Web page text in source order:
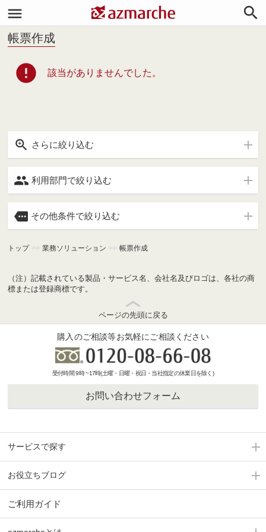


帳票作成
error 該当がありませんでした。
 さらに絞り込む
 利用部門で絞り込む
 その他条件で絞り込む
トップ >> 業務ソリューション >> 帳票作成
（注）記載されている製品・サービス名、会社名及びロゴは、各社の商
標または登録商標です。
ページの先頭に戻る
購入のご相談等お気軽にご相談ください
受付時間 9時 ~17時(土曜・日曜・祝日・当社指定の休業日を除く)
お問い合わせフォーム
サービスで探す
お役立ちブログ
ご利用ガイド